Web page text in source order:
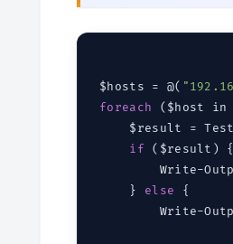
$hosts = @(
foreach ($host in
$result =
if ($result) {
Write-
    }
else {
Write-